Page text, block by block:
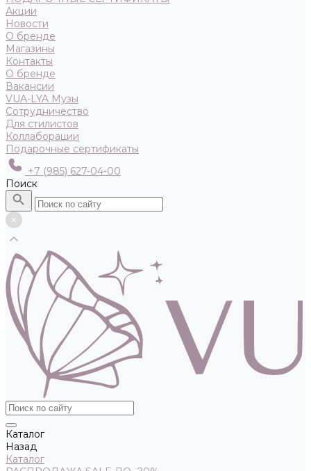
Акции
Новости
О бренде
Магазины
Контакты
О бренде
Вакансии
VUA-LYA Музы
Сотрудничество
Для стилистов
Коллаборации
Подарочные сертификаты
+7 (985) 627-04-00
Поиск
Каталог
Назад
Каталог